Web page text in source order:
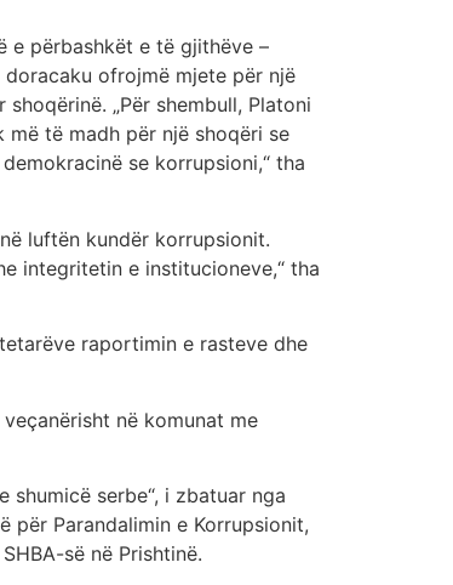
e përbashkët e të gjithëve –
ofrojmë mjete për një
„Për shembull, Platoni
më të madh për një shoqëri se
se korrupsioni,“ tha
luftën kundër korrupsionit.
integritetin e institucioneve,“ tha
raportimin e rasteve dhe
në komunat me
serbe“, i zbatuar nga
për Parandalimin e Korrupsionit,
së në Prishtinë.